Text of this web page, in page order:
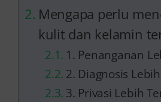
Mengapa perlu
kulit dan kelamin
1. Penanganan
2. Diagnosis
3. Privasi Lebih